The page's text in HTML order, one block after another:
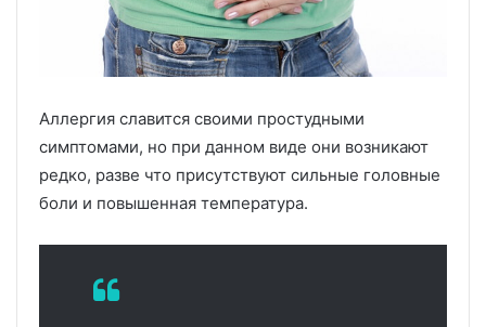
Аллергия славится своими простудными
симптомами, но при данном виде они возникают
редко, разве что присутствуют сильные головные
боли и повышенная температура.